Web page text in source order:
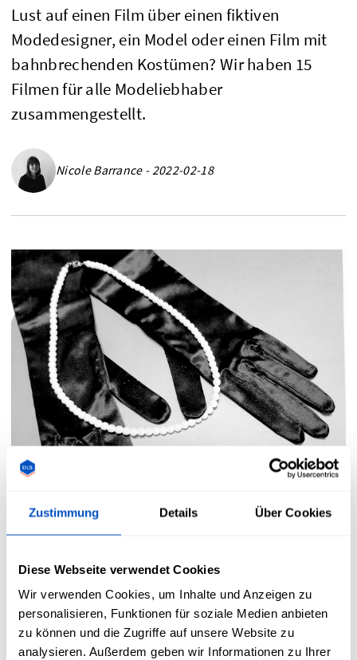
Zustimmung Details Über Cookies
Diese Webseite verwendet Cookies
Wir verwenden Cookies, um Inhalte und Anzeigen zu
personalisieren, Funktionen für soziale Medien anbieten
zu können und die Zugriffe auf unsere Website zu
analysieren. Außerdem geben wir Informationen zu Ihrer
Lust auf einen Film über einen fiktiven
Modedesigner, ein Model oder einen Film mit
bahnbrechenden Kostümen? Wir haben 15
Filmen für alle Modeliebhaber
zusammengestellt.
Nicole Barrance - 2022-02-18
General
10 Mode-
Filmbiografien, die